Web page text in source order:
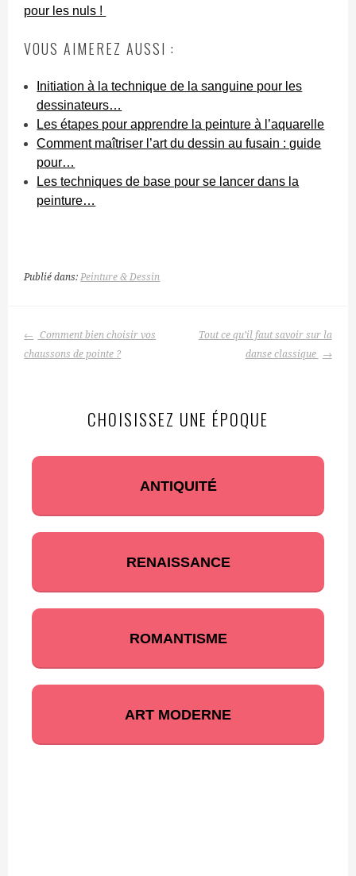
pour les nuls !
VOUS AIMEREZ AUSSI :
Initiation à la technique de la sanguine pour les
dessinateurs…
Les étapes pour apprendre la peinture à l’aquarelle
Comment maîtriser l’art du dessin au fusain : guide
pour…
Les techniques de base pour se lancer dans la
peinture…
Publié dans:Peinture & Dessin
NAVIGATION
DES
Comment bien choisir vos
chaussons de pointe ?
Tout ce qu’il faut savoir sur la
danse classique
CHOISISSEZ UNE ÉPOQUE
ANTIQUITÉ
RENAISSANCE
ROMANTISME
ART MODERNE